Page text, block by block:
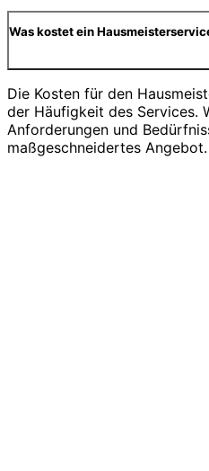
Was kostet ein
Die Kosten für den
der Häufigkeit des Services.
Anforderungen und
maßgeschneidertes Angebot.